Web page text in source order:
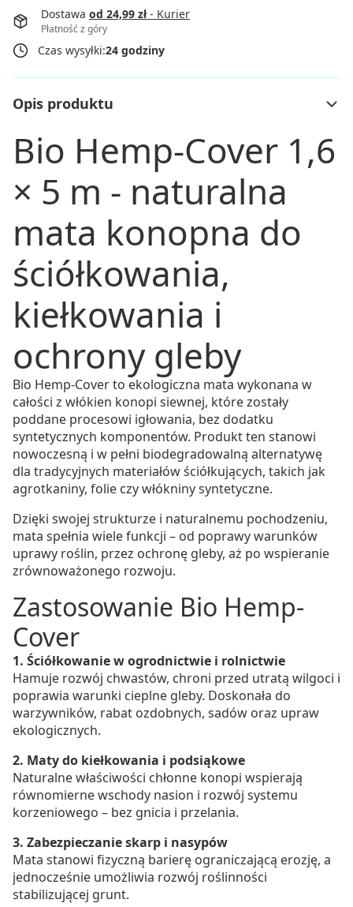
Dostawa od 24,99 zł- Kurier
Płatność z góry
Czas wysyłki:24 godziny
Opis produktu
Bio Hemp-Cover 1,6
× 5 m - naturalna
mata konopna do
ściółkowania,
kiełkowania i
ochrony gleby
Bio Hemp-Cover to ekologiczna mata wykonana w
całości z włókien konopi siewnej, które zostały
poddane procesowi igłowania, bez dodatku
syntetycznych komponentów. Produkt ten stanowi
nowoczesną i w pełni biodegradowalną alternatywę
dla tradycyjnych materiałów ściółkujących, takich jak
agrotkaniny, folie czy włókniny syntetyczne.
Dzięki swojej strukturze i naturalnemu pochodzeniu,
mata spełnia wiele funkcji – od poprawy warunków
uprawy roślin, przez ochronę gleby, aż po wspieranie
zrównoważonego rozwoju.
Zastosowanie Bio Hemp-
Cover
1. Ściółkowanie w ogrodnictwie i rolnictwie
Hamuje rozwój chwastów, chroni przed utratą wilgoci i
poprawia warunki cieplne gleby. Doskonała do
warzywników, rabat ozdobnych, sadów oraz upraw
ekologicznych.
2. Maty do kiełkowania i podsiąkowe
Naturalne właściwości chłonne konopi wspierają
równomierne wschody nasion i rozwój systemu
korzeniowego – bez gnicia i przelania.
3. Zabezpieczanie skarp i nasypów
Mata stanowi fizyczną barierę ograniczającą erozję, a
jednocześnie umożliwia rozwój roślinności
stabilizującej grunt.